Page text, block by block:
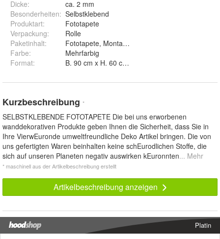
Dicke:
ca. 2 mm
Besonderheiten: Selbstklebend
Produktart:
Fototapete
Verpackung:
Rolle
Paketinhalt:
Fototapete, Montageanleitung
Farbe:
Mehrfarbig
Format: B. 90 cm x H. 60 cm, B. 104 cm x H. 70,5 cm,
Kurzbeschreibung *
SELBSTKLEBENDE FOTOTAPETE Die bei uns erworbenen
wanddekorativen Produkte geben Ihnen die Sicherheit, dass Sie in
Ihre VierwEuronde umweltfreundliche Deko Artikel bringen. Die von
uns gefertigten Waren beinhalten keine schEurodlichen Stoffe, die
sich auf unseren Planeten negativ auswirken kEuronnten... Mehr
* maschinell aus der Artikelbeschreibung erstellt
Artikelbeschreibung anzeigen
Platin